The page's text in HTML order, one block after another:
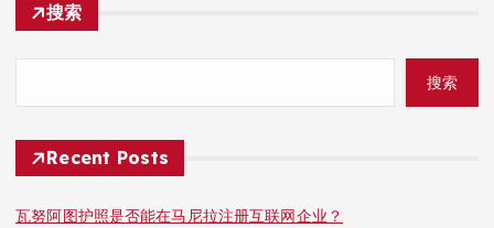
搜索
搜索
Recent Posts
瓦努阿图护照是否能在马尼拉注册互联网企业？